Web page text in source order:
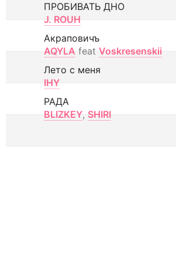
ПРОБИВАТЬ ДНО
J. ROUH
Акраповичъ
AQYLA feat Voskresenskii
Лето с меня
IHY
РАДА
BLIZKEY, SHIRI